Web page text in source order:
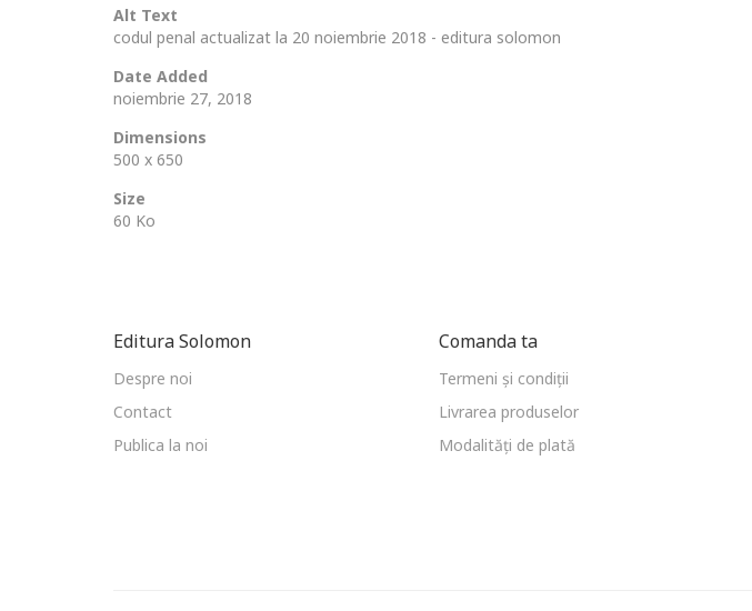
Alt Text
codul penal actualizat la 20 noiembrie 2018 - editura solomon
Date Added
noiembrie 27, 2018
Dimensions
500 x 650
Size
60 Ko
Editura Solomon
Despre noi
Contact
Publica la noi
Comanda ta
Termeni și condiții
Livrarea produselor
Modalități de plată